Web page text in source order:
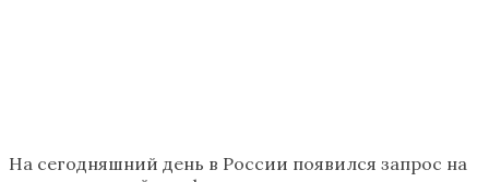
На сегодняшний день в России появился запрос на